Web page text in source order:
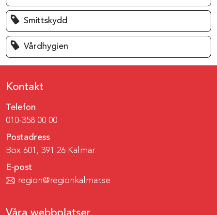
Smittskydd
Vårdhygien
Kontakt
Telefon
010-358 00 00
Postadress
Box 601, 391 26 Kalmar
E-post
region@regionkalmar.se